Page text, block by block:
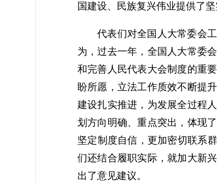
国建设、民族复兴伟业提供了坚
代表们对全国人大常委会
为，过去一年，全国人大常委
和完善人民代表大会制度的重
盼所愿，立法工作质效不断提
建设扎实推进，为发展全过程
划方向明确、重点突出，体现
坚定制度自信，更加密切联系
们还结合履职实际，就加大新
出了意见建议。